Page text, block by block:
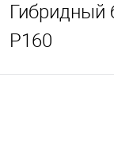
Гибридный
P160